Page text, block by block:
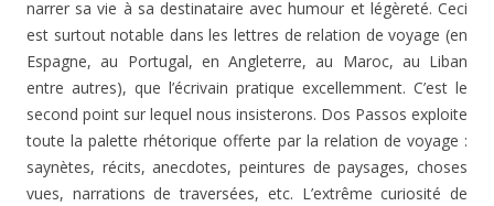
narrer sa vie à sa destinataire avec humour et légèreté. Ceci
est surtout notable dans les lettres de relation de voyage (en
Espagne, au Portugal, en Angleterre, au Maroc, au Liban
entre autres), que l’écrivain pratique excellemment. C’est le
second point sur lequel nous insisterons. Dos Passos exploite
toute la palette rhétorique offerte par la relation de voyage :
saynètes, récits, anecdotes, peintures de paysages, choses
vues, narrations de traversées, etc. L’extrême curiosité de